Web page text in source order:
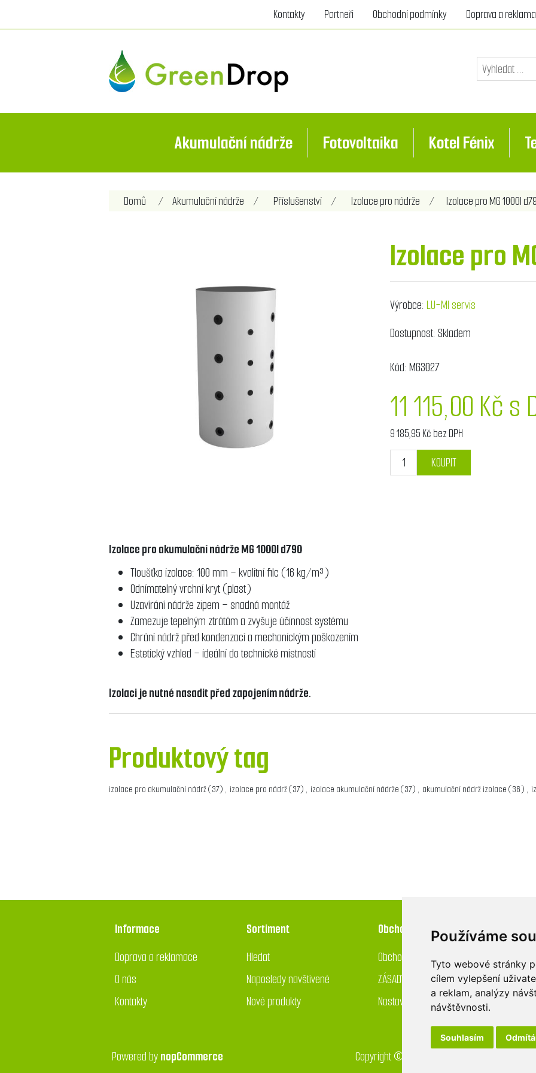
Používáme
Tyto webové stránky
cílem vylepšení
a reklam, analýzy
návštěvnosti.
Souhlasím
Kontakty Partneři Obchodní podmínky Doprava a
Akumulační nádrže Fotovoltaika Kotel Fénix
Domů / Akumulační nádrže / Příslušenství / Izolace pro nádrže / Izolace pro MG 1000l
Izolace pro
Výrobce: LU-MI servis
Dostupnost: Skladem
Kód: MG3027
11 115,00 Kč s
9 185,95 Kč bez DPH
KOUPIT
Izolace pro akumulační nádrže MG 1000l d790
Tloušťka izolace: 100 mm – kvalitní filc (16 kg/m³)
Odnímatelný vrchní kryt (plast)
Uzavírání nádrže zipem – snadná montáž
Zamezuje tepelným ztrátám a zvyšuje účinnost systému
Chrání nádrž před kondenzací a mechanickým poškozením
Estetický vzhled – ideální do technické místnosti
Izolaci je nutné nasadit před zapojením nádrže.
Produktový tag
izolace pro akumulační nádrž(37) , izolace pro nádrž(37) , izolace akumulační nádrže (37) , akumulační nádrž izolace (36) ,
Informace
Doprava a reklamace
O nás
Kontakty
Sortiment
Hledat
Naposledy navštívené
Nové produkty
Obchod
Obchodní podmínky
ZÁSADY OCHRANY OSOBNÍCH ÚDAJŮ
Nastavení používání cookies
Copyright © 2026 GreenDrop obchod.
Powered bynopCommerce